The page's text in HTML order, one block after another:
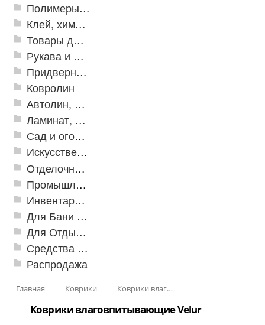
Полимеры и пластики
Клей, химия, сопутствующие товары
Товары для дома
Рукава и шланги промышленные
Придверные решетки
Ковролин
Автолин, Транслин, Линолеум
Ламинат, Кварцвиниловая плитка SPC
Сад и огород
Искусственная трава
Отделочные профили
Промышленный текстиль
Инвентарь для клининга
Для Бани и Сауны
Для Отдыха и Пикника
Средства от насекомых и садовых вредителей
Распродажа
Главная Коврики Коврики влаговпитывающие
Коврики влаговпитывающие Velur